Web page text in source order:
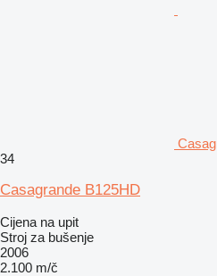
34
Casagrande B125HD
Cijena na upit
Stroj za bušenje
2006
2.100 m/č